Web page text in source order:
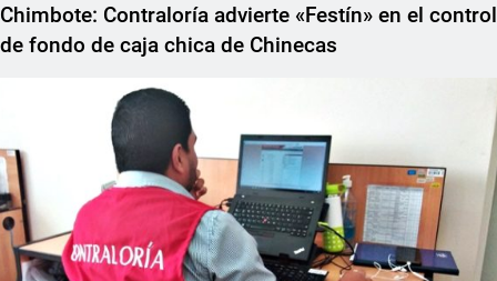
Chimbote: Contraloría advierte «Festín» en el control
de fondo de caja chica de Chinecas